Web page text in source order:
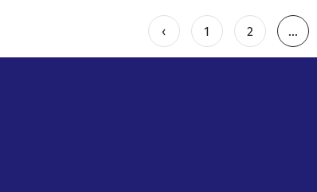
‹ 1 2 ...